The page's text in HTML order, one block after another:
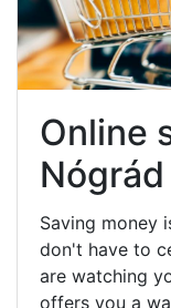
Online
Saving money
don't have to
are watching
offers you a